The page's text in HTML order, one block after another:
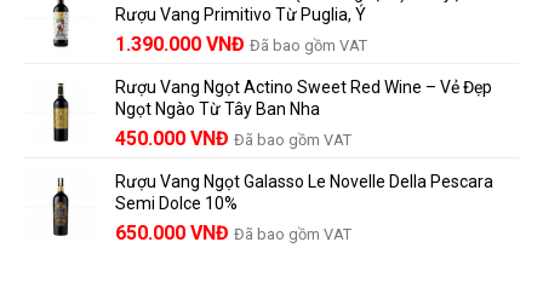
nên
biết
495.000 VNĐ.là:
450.000 VNĐ.
Rượu Vang Primitivo Từ Puglia, Ý
Giá
là:
1.529.000 VNĐ.
1.390.000 VNĐ Giá
tại
là:
1.390.000 VNĐ.
Đã bao gồm VAT
Rượu Vang Ngọt Actino Sweet Red Wine – Vẻ Đẹp
Ngọt Ngào Từ Tây Ban Nha
450.000 VNĐ Đã bao gồm VAT
Rượu Vang Ngọt Galasso Le Novelle Della Pescara
Semi Dolce 10%
650.000 VNĐ Đã bao gồm VAT